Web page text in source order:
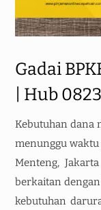
Gadai
| Hub
Kebutuhan dana
menunggu waktu
Menteng,
berkaitan dengan
kebutuhan